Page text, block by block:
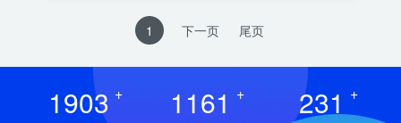
1 下一页 尾页
1903 + 1161 + 231 +